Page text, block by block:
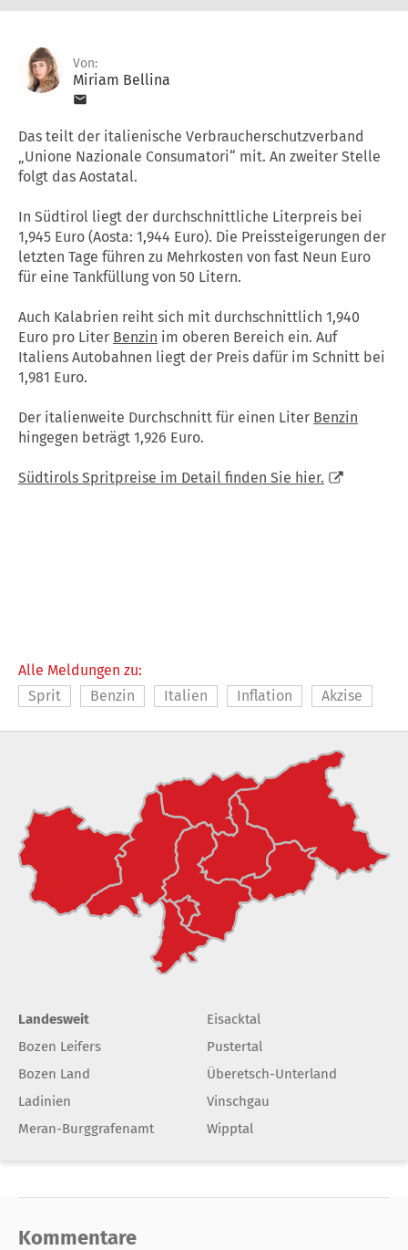
Von:
Miriam Bellina
Das teilt der italienische Verbraucherschutzverband
„Unione Nazionale Consumatori“ mit. An zweiter Stelle
folgt das Aostatal.
In Südtirol liegt der durchschnittliche Literpreis bei
1,945 Euro (Aosta: 1,944 Euro). Die Preissteigerungen der
letzten Tage führen zu Mehrkosten von fast Neun Euro
für eine Tankfüllung von 50 Litern.
Auch Kalabrien reiht sich mit durchschnittlich 1,940
Euro pro Liter Benzin im oberen Bereich ein. Auf
Italiens Autobahnen liegt der Preis dafür im Schnitt bei
1,981 Euro.
Der italienweite Durchschnitt für einen Liter Benzin
hingegen beträgt 1,926 Euro.
Südtirols Spritpreise im Detail finden Sie hier.
Alle Meldungen zu:
Sprit
Benzin Italien Inflation Akzise
Landesweit
Bozen Leifers
Bozen Land
Ladinien
Meran-Burggrafenamt
Eisacktal
Pustertal
Überetsch-Unterland
Vinschgau
Wipptal
Kommentare